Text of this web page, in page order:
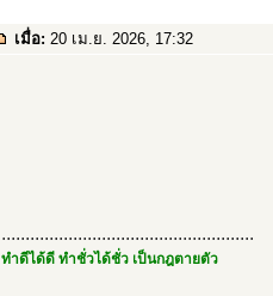
เมื่อ: 20 เม.ย. 2026, 17:32
.....................................................
ทำดีได้ดี ทำชั่วได้ชั่ว เป็นกฎตายตัว